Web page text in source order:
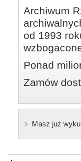
Archiwum
od 1993
Ponad
Zamów
Masz już